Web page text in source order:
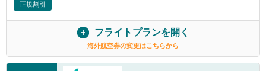
正規割引
フライトプランを開く
海外航空券の変更はこちらから